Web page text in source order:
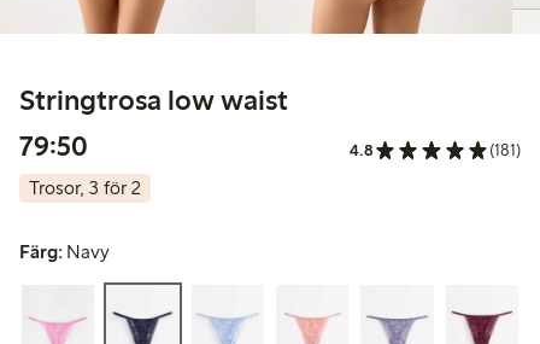
Stringtrosa low waist
79:50
4.8 (181)
Trosor, 3 för 2
Färg: Navy